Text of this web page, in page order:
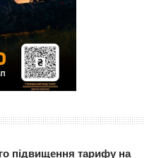
підвищення тарифу на